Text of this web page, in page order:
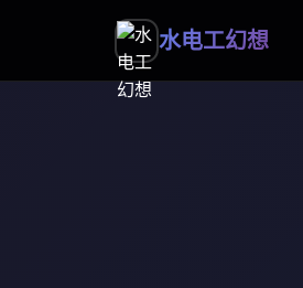
水电工幻想